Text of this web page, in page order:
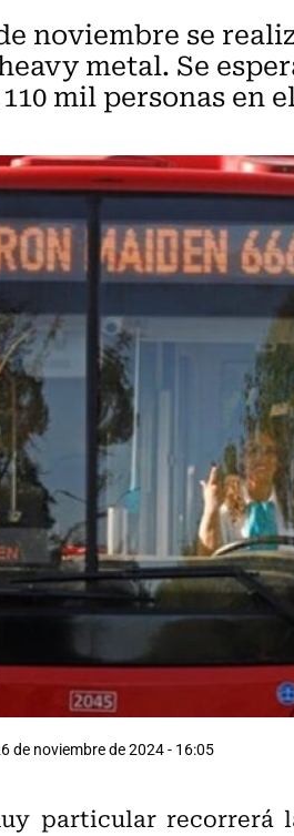
noviembre se
metal. Se
mil personas en
de noviembre de 2024 - 16:05
particular recorrerá